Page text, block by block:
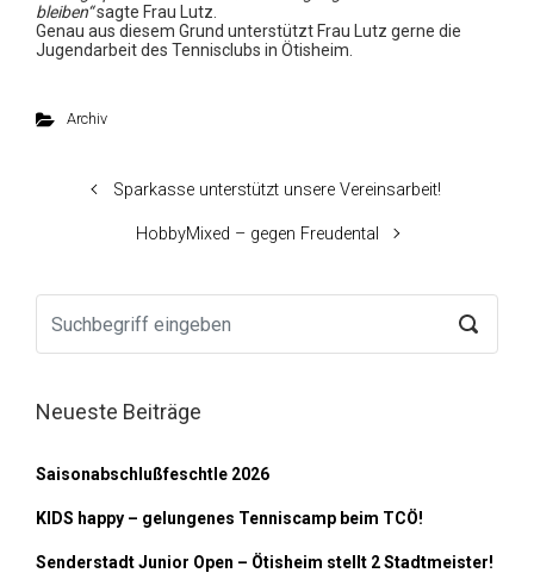
bleiben“sagte Frau Lutz.
Genau aus diesem Grund unterstützt Frau Lutz gerne die
Jugendarbeit des Tennisclubs in Ötisheim.
Archiv
Sparkasse unterstützt unsere Vereinsarbeit!
HobbyMixed – gegen Freudental
Neueste Beiträge
Saisonabschlußfeschtle 2026
KIDS happy – gelungenes Tenniscamp beim TCÖ!
Senderstadt Junior Open – Ötisheim stellt 2 Stadtmeister!